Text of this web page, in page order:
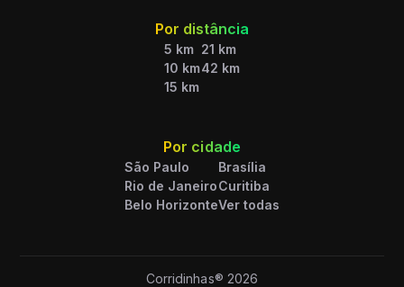
Por distância
5 km
10 km
15 km
21 km
42 km
Por cidade
São Paulo
Rio de Janeiro
Belo Horizonte
Brasília
Curitiba
Ver todas
Corridinhas® 2026